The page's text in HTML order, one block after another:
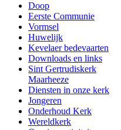
Doop
Eerste Communie
Vormsel
Huwelijk
Kevelaer bedevaarten
Downloads en links
Sint Gertrudiskerk
Maarheeze
Diensten in onze kerk
Jongeren
Onderhoud Kerk
Wereldkerk